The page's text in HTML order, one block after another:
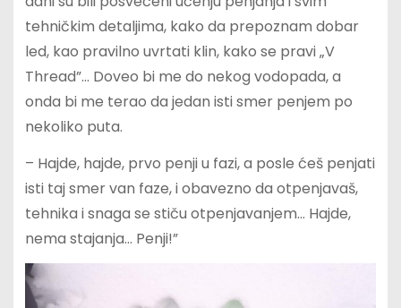
tehničkim detaljima, kako da prepoznam dobar
led, kao pravilno uvrtati klin, kako se pravi „V
Thread”… Doveo bi me do nekog vodopada, a
onda bi me terao da jedan isti smer penjem po
nekoliko puta.
– Hajde, hajde, prvo penji u fazi, a posle ćeš penjati
isti taj smer van faze, i obavezno da otpenjavaš,
tehnika i snaga se stiču otpenjavanjem… Hajde,
nema stajanja… Penji!”